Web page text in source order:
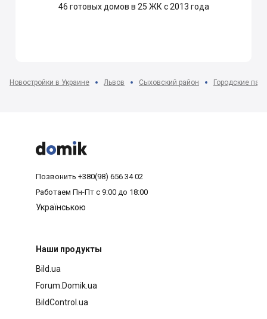
46 готовых домов в 25 ЖК с 2013 года
Новостройки в Украине Львов Сыховский район Городские



Позвонить +380(98) 656 34 02
Работаем Пн-Пт с 9:00 до 18:00
Українською
Наши продукты
Bild.ua
Forum.Domik.ua
BildControl.ua